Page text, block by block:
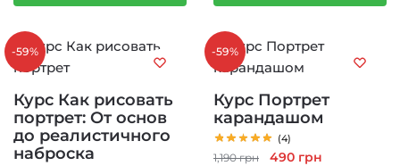
1,690 грн.
1,690 грн.
-59%
Курс Как рисовать
портрет: От основ
до реалистичного
наброска
-59%
Курс Портрет
карандашом
(4)
1,190грн
Первоначальная
490 грн